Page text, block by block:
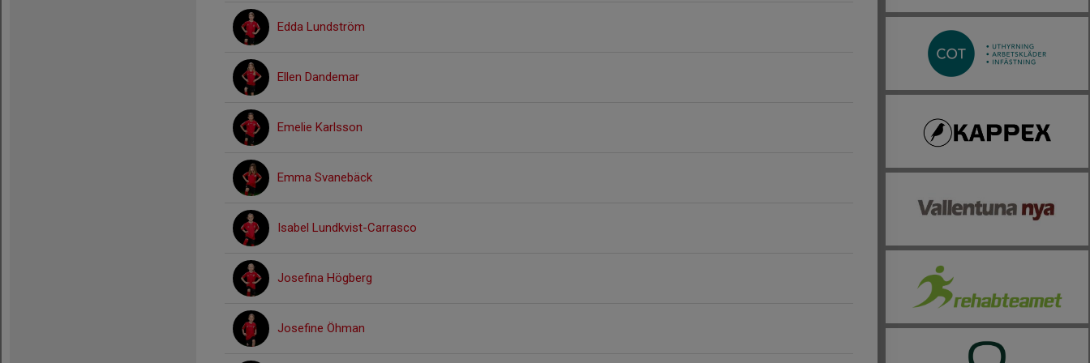
Edda Lundström
Ellen Dandemar
Emelie Karlsson
Emma Svanebäck
Isabel Lundkvist-Carrasco
Josefina Högberg
Josefine Öhman